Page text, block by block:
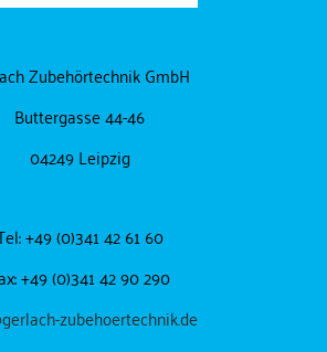
Zubehörtechnik GmbH
Buttergasse 44-46
04249 Leipzig
+49 (0)341 42 61 60
+49 (0)341 42 90 290
zubehoertechnik.de